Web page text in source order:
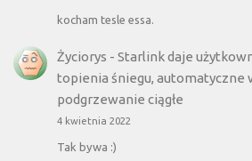
kocham tesle essa.
Życiorys - Starlink daje
topienia śniegu, automatyczne
podgrzewanie ciągłe
4 kwietnia 2022
Tak bywa :)